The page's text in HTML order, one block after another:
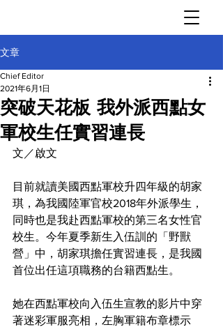
文章
突破天花板 我外派西點女
軍校生任實習連長
Chief Editor
2021年6月1日
文／啟文
目前就讀美國西點軍校升四年級的胡家
琪，為我國陸軍官校2018年外派學生，
同時也是我赴西點軍校的第三名女性官
校生。今年夏季新生入伍訓的「野獸
營」中，胡家琪擔任實習連長，是我國
首位出任這項職務的台籍西點生。
她在西點軍校向入伍生宣教的影片中穿
著迷彩軍服亮相，左胸軍籍布章標示